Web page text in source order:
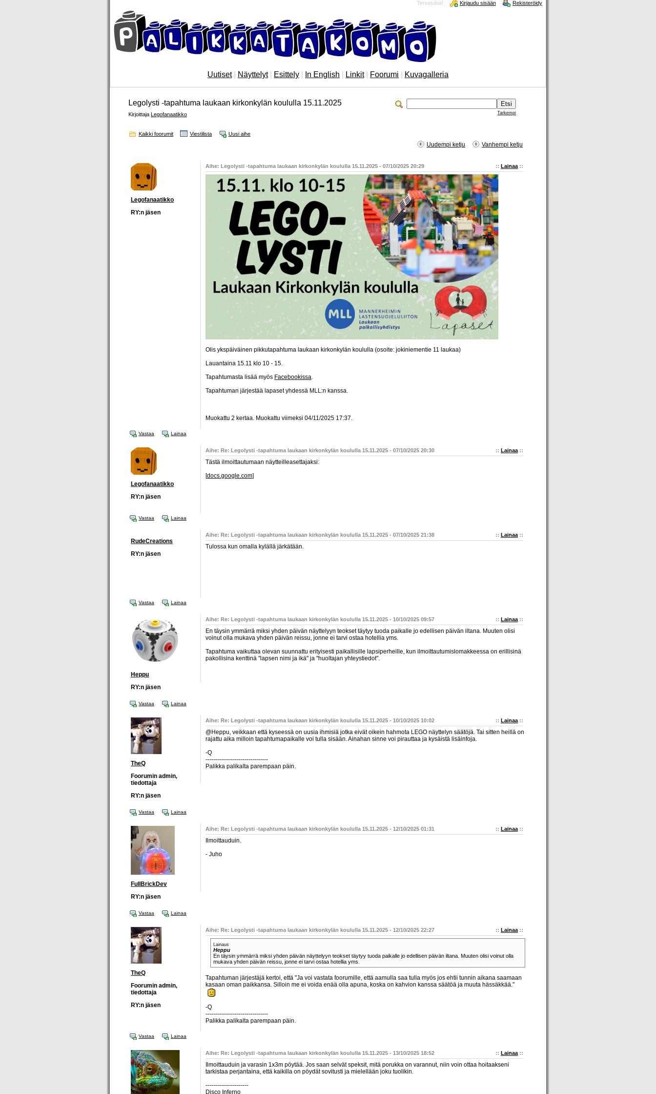
Tervetuloa! Kirjaudu sisään Rekisteröidy
Uutiset| Näyttelyt| Esittely In English Linkit| Foorumi Kuvagalleria
Tarkempi
Legolysti -tapahtuma laukaan kirkonkylän koululla 15.11.2025
Kirjoittaja Legofanaatikko
Kaikki foorumit Viestilista Uusi aihe
Uudempi ketju Vanhempi ketju
Legofanaatikko
RY:n jäsen
:: Lainaa ::
Aihe: Legolysti -tapahtuma laukaan kirkonkylän koululla 15.11.2025 - 07/10/2025 20:29
Olis ykspäiväinen pikkutapahtuma laukaan kirkonkylän koululla (osoite: jokiniementie 11 laukaa)
Lauantaina 15.11 klo 10 - 15.
Tapahtumasta lisää myös Facebookissa
Tapahtuman järjestää lapaset yhdessä MLL:n kanssa.
Muokattu 2 kertaa. Muokattu viimeksi 04/11/2025 17:37.
Vastaa Lainaa
Legofanaatikko
RY:n jäsen
:: Lainaa ::
Aihe: Re: Legolysti -tapahtuma laukaan kirkonkylän koululla 15.11.2025 - 07/10/2025 20:30
Tästä ilmoittautumaan näytteilleasettajaksi:
[docs.google.com]
Vastaa Lainaa
RudeCreations
RY:n jäsen
:: Lainaa ::
Aihe: Re: Legolysti -tapahtuma laukaan kirkonkylän koululla 15.11.2025 - 07/10/2025 21:38
Tulossa kun omalla kylällä järkätään.
Vastaa Lainaa
Heppu
RY:n jäsen
:: Lainaa ::
Aihe: Re: Legolysti -tapahtuma laukaan kirkonkylän koululla 15.11.2025 - 10/10/2025 09:57
En täysin ymmärrä miksi yhden päivän näyttelyyn teokset täytyy tuoda paikalle jo edellisen päivän iltana. Muuten olisi
voinut olla mukava yhden päivän reissu, jonne ei tarvi ostaa hotellia yms.
Tapahtuma vaikuttaa olevan suunnattu erityisesti paikallisille lapsiperheille, kun ilmoittautumislomakkeessa on erillisinä
pakollisina kenttinä "lapsen nimi ja ikä" ja "huoltajan yhteystiedot".
Vastaa Lainaa
TheQ
Foorumin admin,
tiedottaja
RY:n jäsen
:: Lainaa ::
Aihe: Re: Legolysti -tapahtuma laukaan kirkonkylän koululla 15.11.2025 - 10/10/2025 10:02
@Heppu, veikkaan että kyseessä on uusia ihmisiä jotka eivät oikein hahmota LEGO näyttelyn säätöjä. Tai sitten heillä on
rajattu aika milloin tapahtumapaikalle voi tulla sisään. Ainahan sinne voi pirauttaa ja kysäistä lisäinfoja.
-Q
--------------------------------
Palikka palikalta parempaan päin.
Vastaa Lainaa
FullBrickDev
RY:n jäsen
:: Lainaa ::
Aihe: Re: Legolysti -tapahtuma laukaan kirkonkylän koululla 15.11.2025 - 12/10/2025 01:31
Ilmoittauduin.
- Juho
Vastaa Lainaa
TheQ
Foorumin admin,
tiedottaja
RY:n jäsen
:: Lainaa ::
Aihe: Re: Legolysti -tapahtuma laukaan kirkonkylän koululla 15.11.2025 - 12/10/2025 22:27
Lainaus
Heppu
En täysin ymmärrä miksi yhden päivän näyttelyyn teokset täytyy tuoda paikalle jo edellisen päivän iltana. Muuten olisi voinut olla
mukava yhden päivän reissu, jonne ei tarvi ostaa hotellia yms.
Tapahtuman järjestäjä kertoi, että "Ja voi vastata foorumille, että aamulla saa tulla myös jos ehtii tunnin aikana saamaan
kasaan oman paikkansa. Silloin me ei voida enää olla apuna, koska on kahvion kanssa säätöä ja muuta hässäkkää."
-Q
--------------------------------
Palikka palikalta parempaan päin.
Vastaa Lainaa
:: Lainaa ::
Aihe: Re: Legolysti -tapahtuma laukaan kirkonkylän koululla 15.11.2025 - 13/10/2025 18:52
Ilmoittauduin ja varasin 1x3m pöytää. Jos saan selvät speksit, mitä porukka on varannut, niin voin ottaa hoitaakseni
tarkistaa perjantaina, että kaikilla on pöydät sovitusti ja mielellään joku tuolikin.
----------------------
Disco Inferno